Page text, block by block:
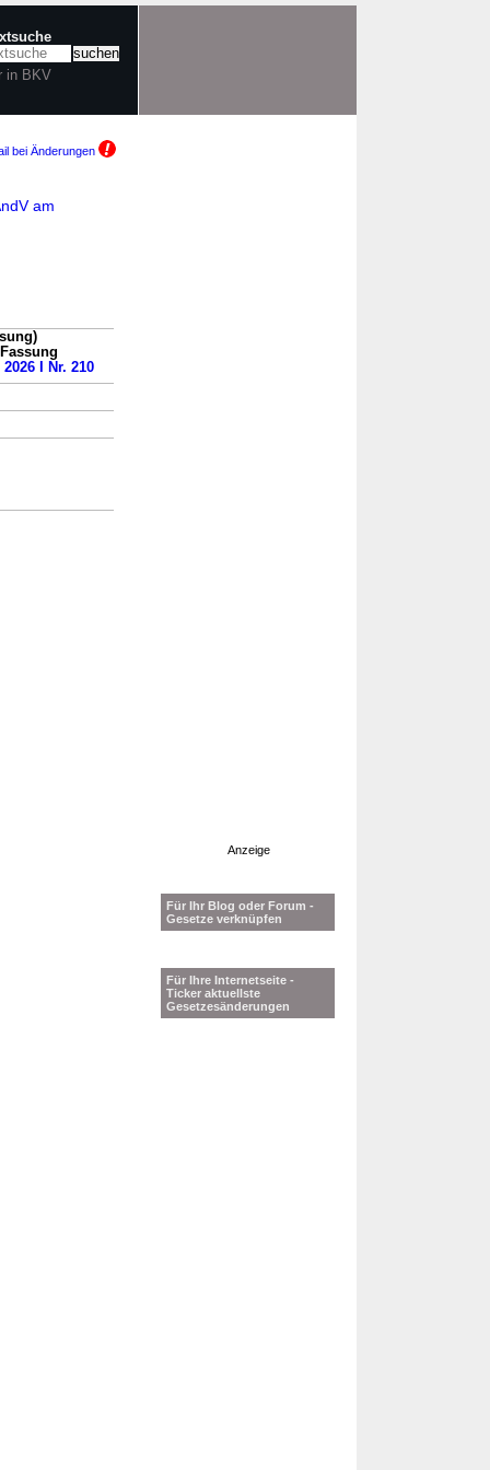
in BKV
bei Änderungen
am
I Nr. 210
Anzeige
Für Ihr Blog oder Forum -
Gesetze verknüpfen
Für Ihre Internetseite -
Ticker aktuellste
Gesetzesänderungen